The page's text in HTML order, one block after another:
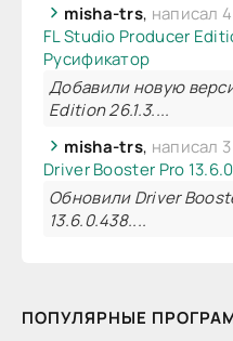
misha-trs, написал
FL Studio Producer
Русификатор
Добавили новую
Edition 26.1.3....
misha-trs, написал
Driver Booster Pro
Обновили Driver
13.6.0.438....
ПОПУЛЯРНЫЕ